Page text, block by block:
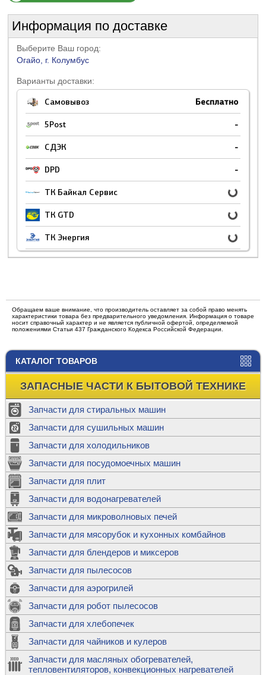
КАТАЛОГ ТОВАРОВ
ЗАПАСНЫЕ ЧАСТИ К БЫТОВОЙ ТЕХНИКЕ
Запчасти для стиральных машин
Запчасти для сушильных машин
Запчасти для холодильников
Запчасти для посудомоечных машин
Запчасти для плит
Запчасти для водонагревателей
Запчасти для микроволновых печей
Запчасти для мясорубок и кухонных комбайнов
Запчасти для блендеров и миксеров
Запчасти для пылесосов
Запчасти для аэрогрилей
Запчасти для робот пылесосов
Запчасти для хлебопечек
Запчасти для чайников и кулеров
Запчасти для масляных обогревателей,
тепловентиляторов, конвекционных нагревателей
Информация по доставке
Выберите Ваш город:
Огайо, г. Колумбус
Варианты доставки:
Самовывоз Бесплатно
5Post -
СДЭК -
DPD -
ТК Байкал Сервис
ТК GTD
ТК Энергия
Обращаем ваше внимание, что производитель оставляет за собой право менять
характеристики товара без предварительного уведомления. Информация о товаре
носит справочный характер и не является публичной офертой, определяемой
положениями Статьи 437 Гражданского Кодекса Российской Федерации.